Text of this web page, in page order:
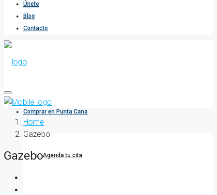
Únete
Blog
Contacto
Comprar en Punta Cana
Agenda tu cita
Home
Gazebo
Gazebo